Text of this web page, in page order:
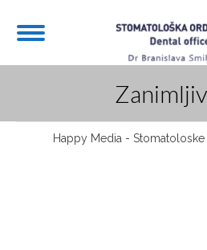
You are
Happy Media -